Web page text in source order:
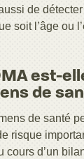
de
soit l’âge ou
est-
de
de santé
risque
cours d’un